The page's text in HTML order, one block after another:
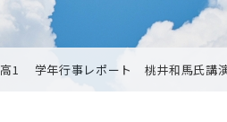
高1 学年行事レポート 桃井和馬氏講